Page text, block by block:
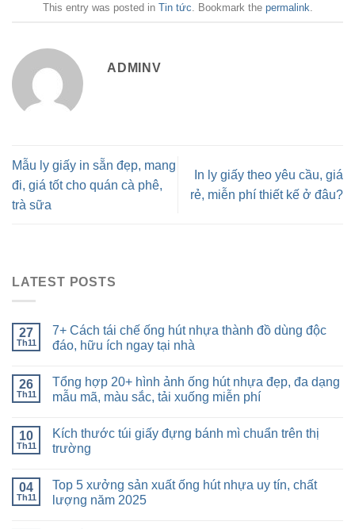
This entry was posted in Tin tức . Bookmark the permalink
ADMINV
Mẫu ly giấy in sẵn đẹp, mang
đi, giá tốt cho quán cà phê,
trà sữa
In ly giấy theo yêu cầu, giá
rẻ, miễn phí thiết kế ở đâu?
LATEST POSTS
27
Th11
7+ Cách tái chế ống hút nhựa thành đồ dùng độc
đáo, hữu ích ngay tại nhà
26
Th11
Tổng hợp 20+ hình ảnh ống hút nhựa đẹp, đa dạng
mẫu mã, màu sắc, tải xuống miễn phí
10
Th11
Kích thước túi giấy đựng bánh mì chuẩn trên thị
trường
04
Th11
Top 5 xưởng sản xuất ống hút nhựa uy tín, chất
lượng năm 2025